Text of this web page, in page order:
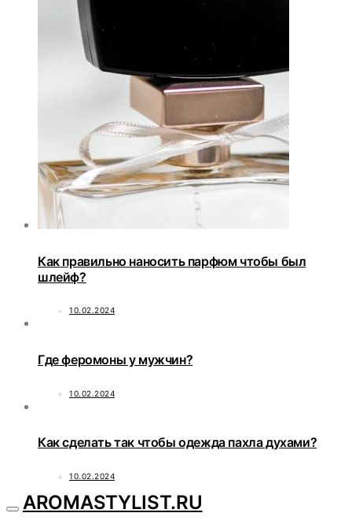
Как правильно наносить парфюм чтобы был
шлейф?
10.02.2024
Где феромоны у мужчин?
10.02.2024
Как сделать так чтобы одежда пахла духами?
10.02.2024
AROMASTYLIST.RU